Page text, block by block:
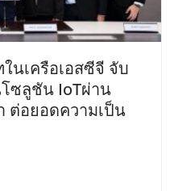
นเครือเอสซีจี จับ
ซลูชัน IoTผ่าน
ต่อยอดความเป็น